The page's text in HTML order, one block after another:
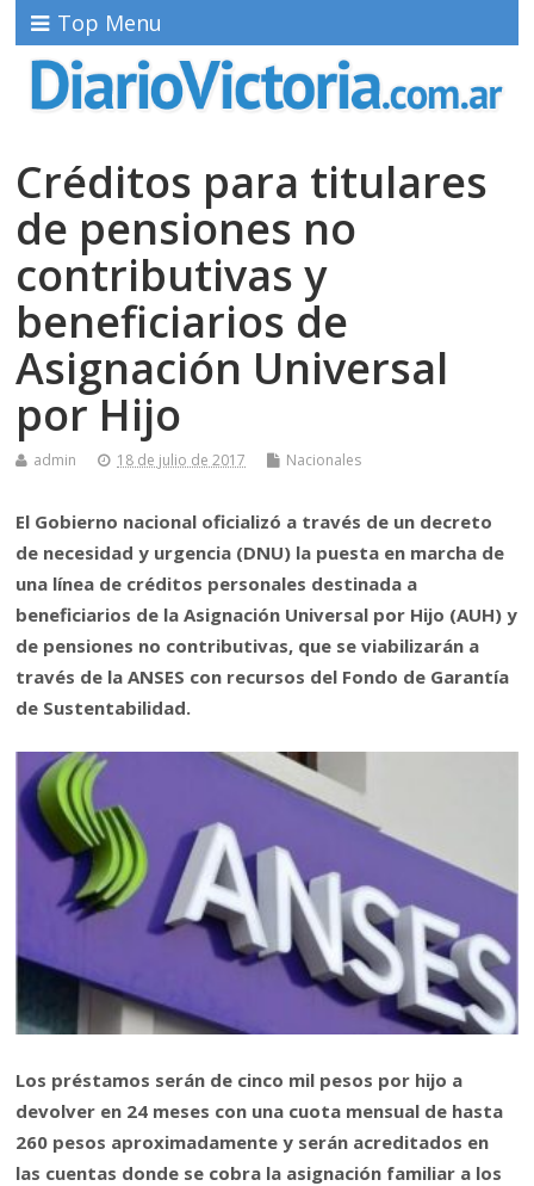
Top Menu
Créditos para titulares
de pensiones no
contributivas y
beneficiarios de
Asignación Universal
por Hijo
admin 18 de julio de 2017 Nacionales
El Gobierno nacional oficializó a través de un decreto
de necesidad y urgencia (DNU) la puesta en marcha de
una línea de créditos personales destinada a
beneficiarios de la Asignación Universal por Hijo (AUH) y
de pensiones no contributivas, que se viabilizarán a
través de la ANSES con recursos del Fondo de Garantía
de Sustentabilidad.
Los préstamos serán de cinco mil pesos por hijo a
devolver en 24 meses con una cuota mensual de hasta
260 pesos aproximadamente y serán acreditados en
las cuentas donde se cobra la asignación familiar a los